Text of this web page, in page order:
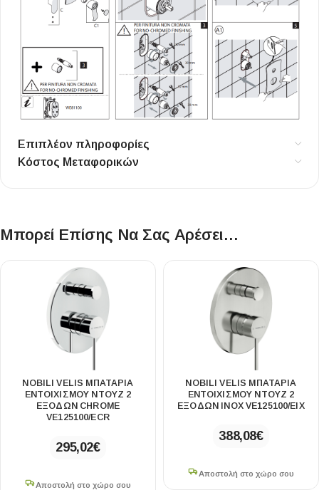
Επιπλέον πληροφορίες
Κόστος Μεταφορικών
Μπορεί Επίσης Να Σας Αρέσει…
NOBILI VELIS ΜΠΑΤΑΡΊΑ
ΕΝΤΟΙΧΙΣΜΟΎ ΝΤΟΥΖ 2
ΕΞΌΔΩΝ CHROME
VE125100/ECR
295,02€
Αποστολή στο χώρο σου
NOBILI VELIS ΜΠΑΤΑΡΊΑ
ΕΝΤΟΙΧΙΣΜΟΎ ΝΤΟΥΖ 2
ΕΞΌΔΩΝ INOX VE125100/EIX
388,08€
Αποστολή στο χώρο σου